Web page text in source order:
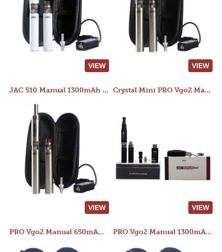
VIEW VIEW
JAC 510 Manual 1300mAh Starter Kit
VIEW
Crystal Mini PRO Vgo2 Manual 400mAh Kit
VIEW
PRO Vgo2 Manual 650mAh Kit PRO Vgo2 Manual 1300mAh Kit